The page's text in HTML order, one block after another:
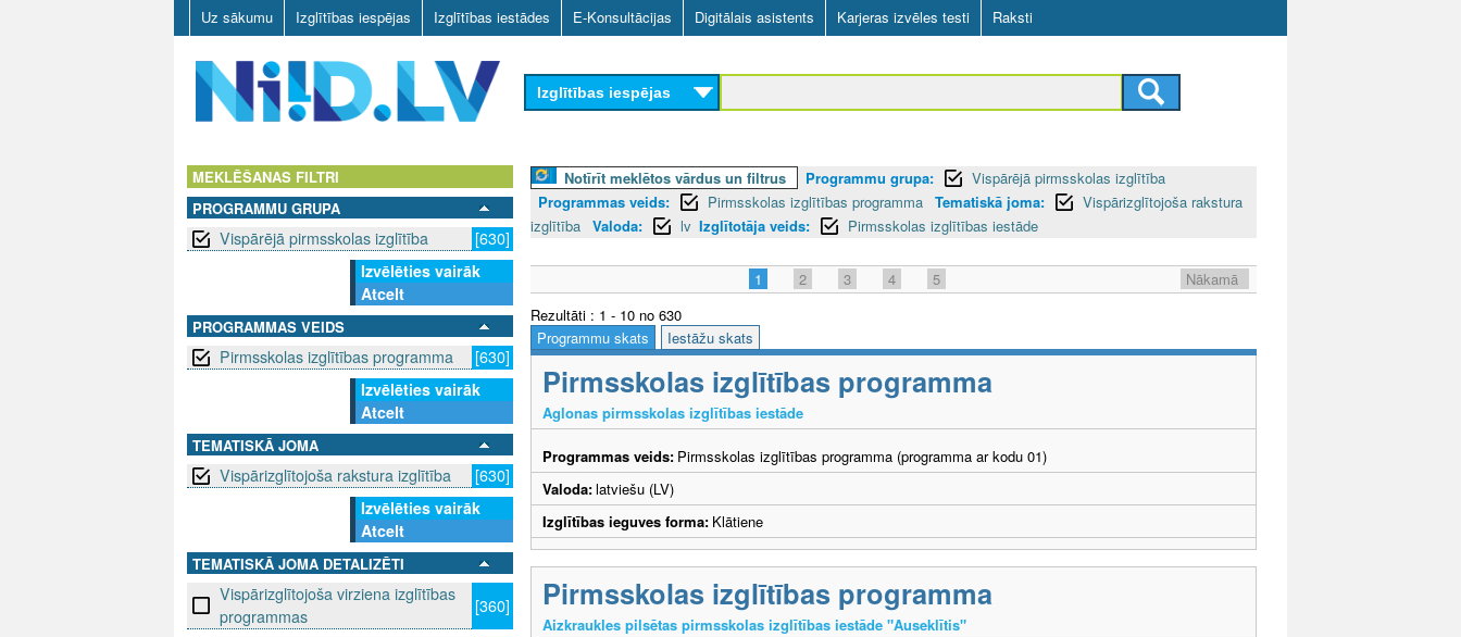
Skip
to
main
content
Uz sākumu Izglītības iespējas Izglītības iestādes E-Konsultācijas Digitālais asistents Karjeras izvēles testi Raksti
Izglītības iespējas
MEKLĒŠANAS FILTRI
PROGRAMMU GRUPA
Vispārējā pirmsskolas izglītība
[630]
Izvēlēties vairāk
Atcelt
PROGRAMMAS VEIDS
Pirmsskolas izglītības programma
[630]
Izvēlēties vairāk
Atcelt
TEMATISKĀ JOMA
Vispārizglītojoša rakstura izglītība
[630]
Izvēlēties vairāk
Atcelt
TEMATISKĀ JOMA DETALIZĒTI
Vispārizglītojoša virziena izglītības
programmas
[360]
Notīrīt meklētos vārdus un filtrus Programmu grupa:
Vispārējā pirmsskolas izglītība
Programmas veids:
Pirmsskolas izglītības programma Tematiskā joma:
Vispārizglītojoša rakstura
izglītība Valoda: lv Izglītotāja veids: Pirmsskolas izglītības iestāde
1 2 3 4 5
Nākamā
Rezultāti : 1 - 10 no 630
Programmu skats
Iestāžu skats
Pirmsskolas izglītības programma
Aglonas pirmsskolas izglītības iestāde
Programmas veids: Pirmsskolas izglītības programma (programma ar kodu 01)
Valoda:latviešu (LV)
Izglītības ieguves forma: Klātiene
Pirmsskolas izglītības programma
Aizkraukles pilsētas pirmsskolas izglītības iestāde "Auseklītis"